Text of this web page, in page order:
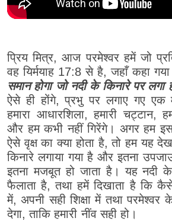
प्रिय मित्र, आज परमेश्वर हमें जो
वह यिर्मयाह 17:8 से है, जहाँ कहा
समान होगा जो नदी के किनारे पर लगा
ऐसे ही होंगे, प्रभु पर लगाए गए एक
हमारा आधारशिला, हमारी चट्टान,
और हम कभी नहीं गिरेंगे। अगर हम
ऐसे वृक्ष का क्या होता है, तो हम यह
किनारे लगाया गया है और इतना
इतना मजबूत हो जाता है। यह नदी
फैलाता है, तथा हमें दिखाता है कि
में, अपनी सही शिक्षा में तथा परमेश्वर
देगा, ताकि हमारी